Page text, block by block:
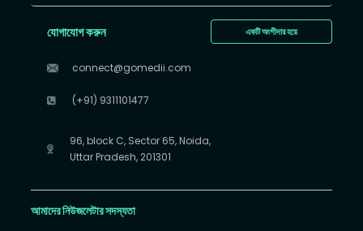
একটি অংশীদার হয়ে
যোগাযোগ করুন
connect@gomedii.com
(+91) 9311101477
96, block C, Sector 65, Noida,
Uttar Pradesh, 201301
আমাদের নিউজলেটার সদস্যতা